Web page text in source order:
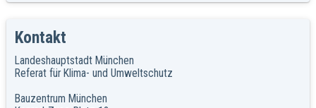
Kontakt
Landeshauptstadt München
Referat für Klima- und Umweltschutz
Bauzentrum München